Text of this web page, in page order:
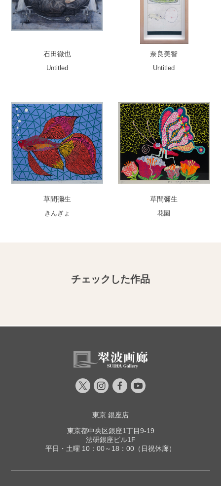
石田徹也
Untitled
奈良美智
Untitled
草間彌生
きんぎょ
草間彌生
花園
チェックした作品
東京 銀座店
東京都中央区銀座1丁目9-19
法研銀座ビル1F
平日・土曜 10：00～18：00（日祝休廊）